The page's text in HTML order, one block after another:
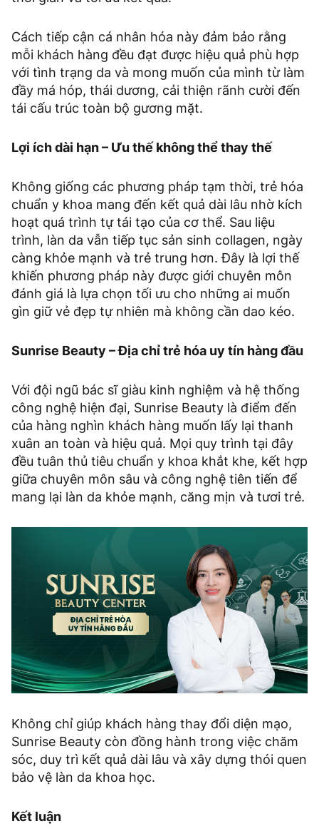
Cách tiếp cận cá nhân hóa này đảm bảo rằng
mỗi khách hàng đều đạt được hiệu quả phù hợp
với tình trạng da và mong muốn của mình từ làm
đầy má hóp, thái dương, cải thiện rãnh cười đến
tái cấu trúc toàn bộ gương mặt.
Lợi ích dài hạn – Ưu thế không thể thay thế
Không giống các phương pháp tạm thời, trẻ hóa
chuẩn y khoa mang đến kết quả dài lâu nhờ kích
hoạt quá trình tự tái tạo của cơ thể. Sau liệu
trình, làn da vẫn tiếp tục sản sinh collagen, ngày
càng khỏe mạnh và trẻ trung hơn. Đây là lợi thế
khiến phương pháp này được giới chuyên môn
đánh giá là lựa chọn tối ưu cho những ai muốn
gìn giữ vẻ đẹp tự nhiên mà không cần dao kéo.
Sunrise Beauty – Địa chỉ trẻ hóa uy tín hàng đầu
Với đội ngũ bác sĩ giàu kinh nghiệm và hệ thống
công nghệ hiện đại, Sunrise Beauty là điểm đến
của hàng nghìn khách hàng muốn lấy lại thanh
xuân an toàn và hiệu quả. Mọi quy trình tại đây
đều tuân thủ tiêu chuẩn y khoa khắt khe, kết hợp
giữa chuyên môn sâu và công nghệ tiên tiến để
mang lại làn da khỏe mạnh, căng mịn và tươi trẻ.
Không chỉ giúp khách hàng thay đổi diện mạo,
Sunrise Beauty còn đồng hành trong việc chăm
sóc, duy trì kết quả dài lâu và xây dựng thói quen
bảo vệ làn da khoa học.
Kết luận